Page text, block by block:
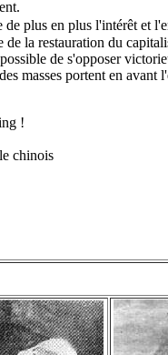
plus en plus l'intérêt et
de la restauration du
de s'opposer
masses portent en
!
chinois